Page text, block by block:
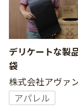
デリケートな製
袋
株式会社アヴァ
アパレル